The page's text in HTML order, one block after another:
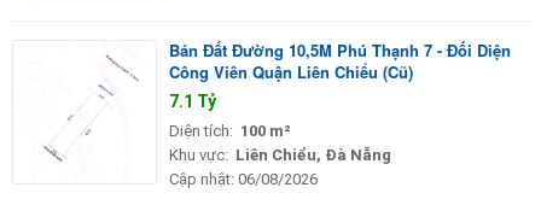
Bán Đất Đường 10,5M Phú Thạnh 7 - Đối Diện
Công Viên Quận Liên Chiểu (Cũ)
7.1 Tỷ
Diện tích: 100 m²
Khu vực: Liên Chiểu, Đà Nẵng
Cập nhật: 06/08/2026